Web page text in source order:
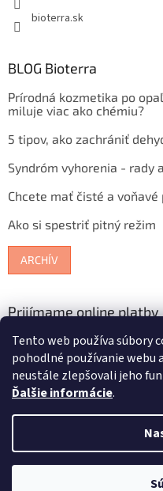
Tento web používa súbory
pohodlné používanie webu
neustále zlepšovali jeho
Ďalšie informácie.
bioterra.sk
BLOG Bioterra
Prírodná kozmetika po
miluje viac ako chémiu?
5 tipov, ako zachrániť
Syndróm vyhorenia - rady
Chcete mať čisté a
Ako si spestriť pitný režim
ARCHÍV
Prijímame online platby
Copyright 2026Bioterra.sk